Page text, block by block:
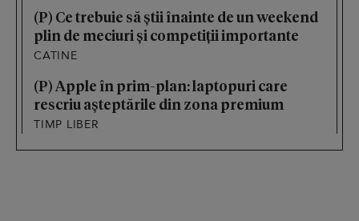
(P) Ce trebuie să știi înainte de un weekend
plin de meciuri și competiții importante
CATINE
(P) Apple în prim-plan: laptopuri care
rescriu așteptările din zona premium
TIMP LIBER